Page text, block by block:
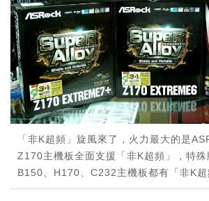
「非K超頻」旋風來了，火力最大的是
Z170主機板全面支援「非K超頻」，特
B150、H170、C232主機板都有「非K超